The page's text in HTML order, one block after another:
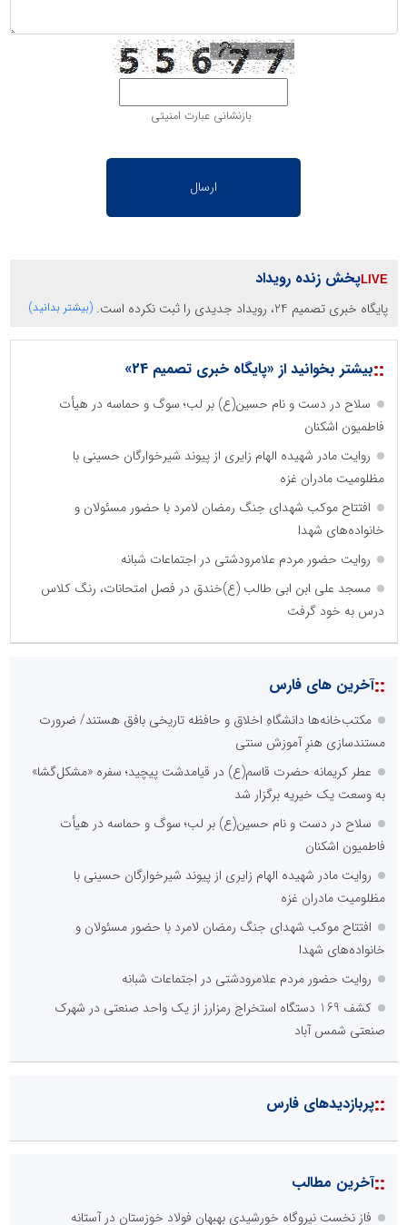
بازنشانی عبارت امنیتی
پخش زنده رویداد
پایگاه خبری تصمیم 24، رویداد جدیدی را ثبت نکرده است. (بیشتر بدانید)
::بیشتر بخوانید از «پایگاه خبری تصمیم 24»
سلاح در دست و نام حسین(ع) بر لب؛ سوگ و حماسه در هیأت
فاطمیون اشکنان
روایت مادر شهیده الهام زایری از پیوند شیرخوارگان حسینی با
مظلومیت مادران غزه
افتتاح موکب شهدای جنگ رمضان لامرد با حضور مسئولان و
خانواده‌های شهدا
روایت حضور مردم علامرودشتی در اجتماعات شبانه
مسجد علی ابن ابی طالب (ع)خندق در فصل امتحانات، رنگ کلاس
درس به خود گرفت
::آخرین های فارس
مکتب‌خانه‌ها دانشگاهِ اخلاق و حافظه تاریخی بافق هستند/ ضرورت
مستندسازی هنرِ آموزش سنتی
عطر کریمانه حضرت قاسم(ع) در قیامدشت پیچید؛ سفره «مشکل‌گشا»
به وسعت یک خیریه برگزار شد
سلاح در دست و نام حسین(ع) بر لب؛ سوگ و حماسه در هیأت
فاطمیون اشکنان
روایت مادر شهیده الهام زایری از پیوند شیرخوارگان حسینی با
مظلومیت مادران غزه
افتتاح موکب شهدای جنگ رمضان لامرد با حضور مسئولان و
خانواده‌های شهدا
روایت حضور مردم علامرودشتی در اجتماعات شبانه
کشف 169 دستگاه استخراج رمزارز از یک واحد صنعتی در شهرک
صنعتی شمس آباد
::پربازدیدهای فارس
::آخرین مطالب
فاز نخست نیروگاه خورشیدی بهبهان فولاد خوزستان در آستانه